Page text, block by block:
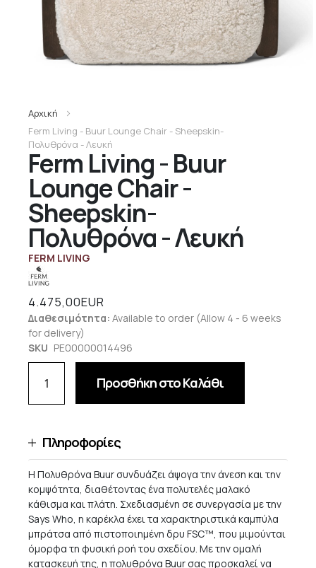
Ferm Living - Buur
Lounge Chair -
Sheepskin-
Πολυθρόνα - Λευκή
FERM LIVING
Αρχική
Ferm Living - Buur Lounge Chair - Sheepskin-
Πολυθρόνα - Λευκή
Διαθεσιμότητα: Available to order (Allow 4 - 6 weeks
for delivery)
SKU PE00000014496
4.475,00EUR
Προσθήκη στο Καλάθι
Πληροφορίες
Η Πολυθρόνα Buur συνδυάζει άψογα την άνεση και την
κομψότητα, διαθέτοντας ένα πολυτελές μαλακό
κάθισμα και πλάτη. Σχεδιασμένη σε συνεργασία με την
Says Who, η καρέκλα έχει τα χαρακτηριστικά καμπύλα
μπράτσα από πιστοποιημένη δρυ FSC™, που μιμούνται
όμορφα τη φυσική ροή του σχεδίου. Με την ομαλή
κατασκευή της, η πολυθρόνα Buur σας προσκαλεί να